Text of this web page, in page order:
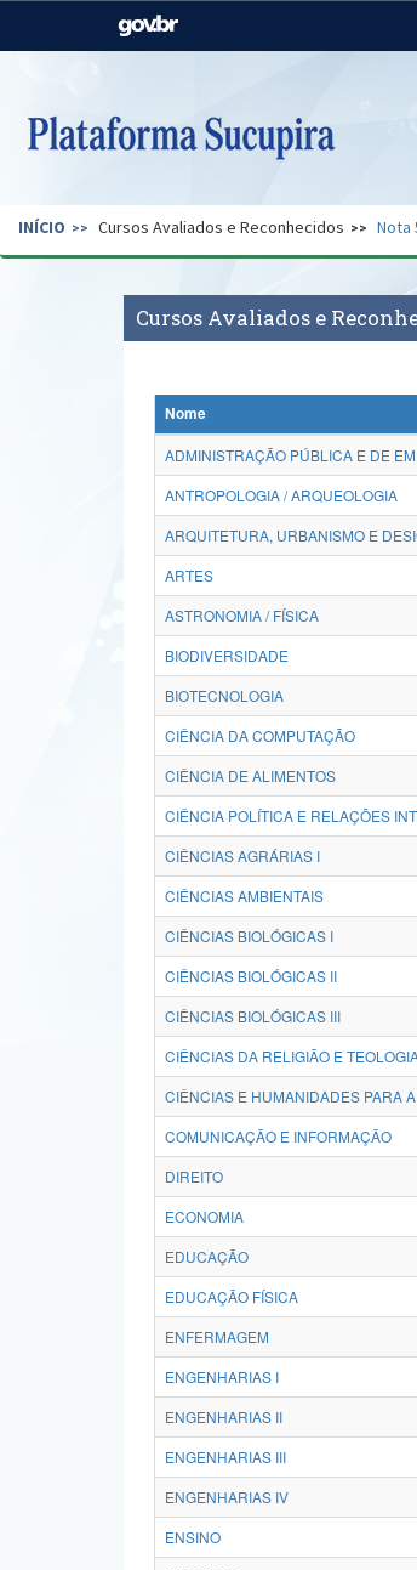
Casa Civil
Pecuária e Abastecimento
Secretaria de Governo Gabinete
INÍCIO Cursos Avaliados e Reconhecidos Nota
Cursos Avaliados e
Nome
ADMINISTRAÇÃO PÚBLICA E DE
ANTROPOLOGIA / ARQUEOLOGIA
ARQUITETURA, URBANISMO E
ARTES
ASTRONOMIA / FÍSICA
BIODIVERSIDADE
BIOTECNOLOGIA
CIÊNCIA DA COMPUTAÇÃO
CIÊNCIA DE ALIMENTOS
CIÊNCIA POLÍTICA E RELAÇÕES
CIÊNCIAS AGRÁRIAS I
CIÊNCIAS AMBIENTAIS
CIÊNCIAS BIOLÓGICAS I
CIÊNCIAS BIOLÓGICAS II
CIÊNCIAS BIOLÓGICAS III
CIÊNCIAS DA RELIGIÃO E
CIÊNCIAS E HUMANIDADES PARA
COMUNICAÇÃO E INFORMAÇÃO
DIREITO
ECONOMIA
EDUCAÇÃO
EDUCAÇÃO FÍSICA
ENFERMAGEM
ENGENHARIAS I
ENGENHARIAS II
ENGENHARIAS III
ENGENHARIAS IV
ENSINO